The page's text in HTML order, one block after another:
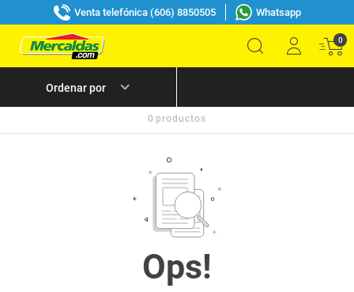
Venta telefónica (606) 8850505 Whatsapp
0
0 productos